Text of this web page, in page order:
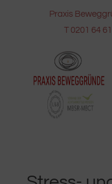
Praxis
T 0201 64